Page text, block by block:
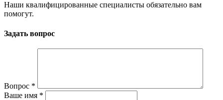
Наши квалифицированные специалисты обязательно вам
помогут.
Задать вопрос
Вопрос *
Ваше имя *